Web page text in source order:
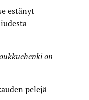
estänyt
on
pelejä